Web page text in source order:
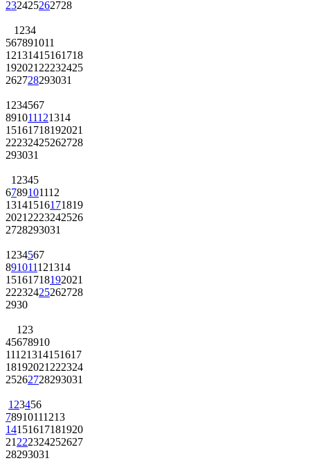
232425262728
1 234
567891011
12131415161718
192021 22232425
262728293031
1 234567
891011121314
15161718192021
22232425262728
293031
1 2345
6789101112
13141516171819
2021 2223242526
2728293031
1 234567
891011121314
15161718192021
22232425262728
2930
1 23
45678910
11121314151617
18192021 222324
25262728293031
1 23456
78910111213
14151617181920
21 222324252627
28293031